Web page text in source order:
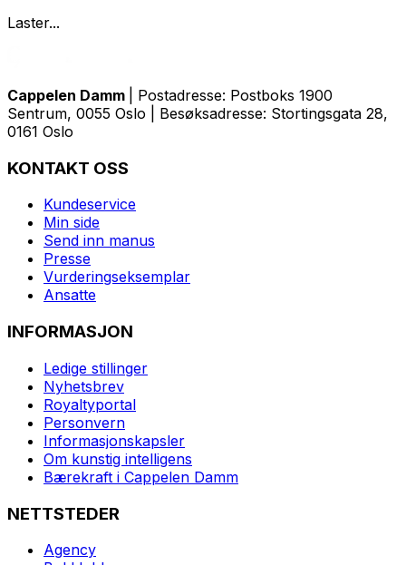
Laster...
Cappelen Damm
| Postadresse: Postboks 1900
Sentrum, 0055 Oslo | Besøksadresse: Stortingsgata 28,
0161 Oslo
KONTAKT OSS
Kundeservice
Min side
Send inn manus
Presse
Vurderingseksemplar
Ansatte
INFORMASJON
Ledige stillinger
Nyhetsbrev
Royaltyportal
Personvern
Informasjonskapsler
Om kunstig intelligens
Bærekraft i Cappelen Damm
NETTSTEDER
Agency